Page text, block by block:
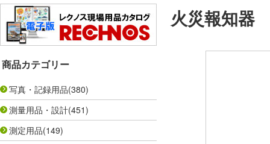
商品カテゴリー
写真・記録用品(380)
測量用品・設計(451)
測定用品(149)
火災報知器